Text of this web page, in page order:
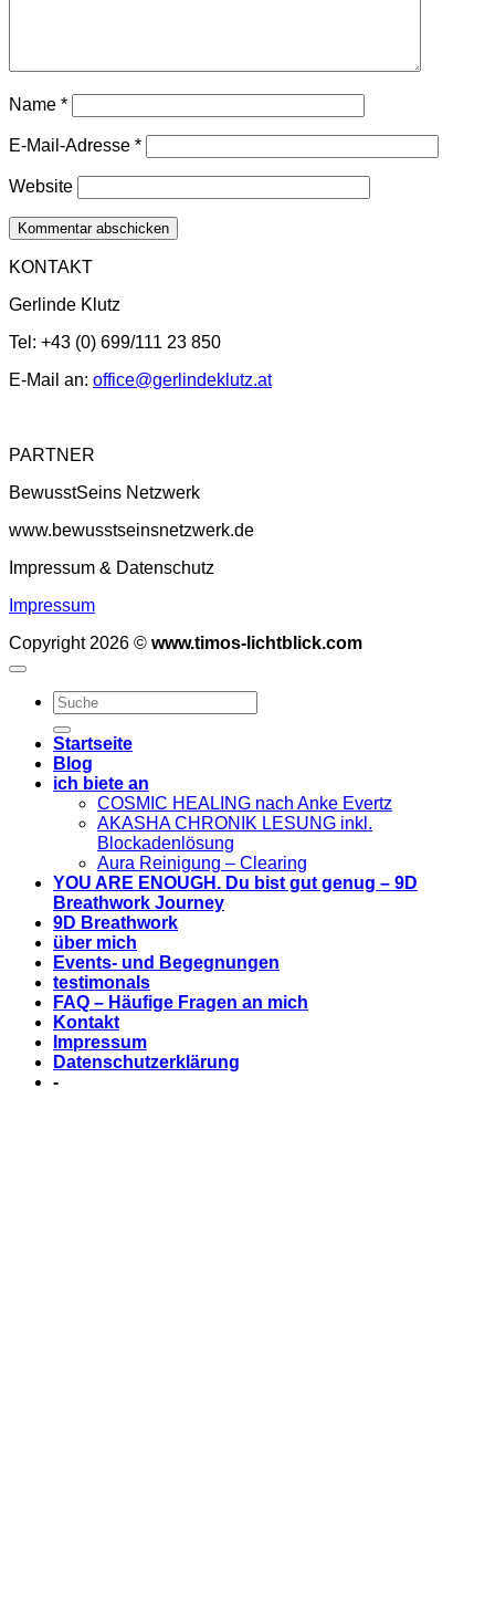
Name *
E-Mail-Adresse *
Website
KONTAKT
Gerlinde Klutz
Tel: +43 (0) 699/111 23 850
E-Mail an: office@gerlindeklutz.at
PARTNER
BewusstSeins Netzwerk
www.bewusstseinsnetzwerk.de
Impressum & Datenschutz
Impressum
Copyright 2026 © www.timos-lichtblick.com
Startseite
Blog
ich biete an
COSMIC HEALING nach Anke Evertz
AKASHA CHRONIK LESUNG inkl.
Blockadenlösung
Aura Reinigung – Clearing
YOU ARE ENOUGH. Du bist gut genug – 9D
Breathwork Journey
9D Breathwork
über mich
Events- und Begegnungen
testimonals
FAQ – Häufige Fragen an mich
Kontakt
Impressum
Datenschutzerklärung
-